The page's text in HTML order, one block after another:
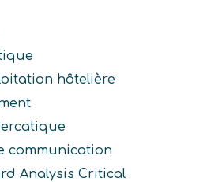
hôtelière
communication
Analysis Critical